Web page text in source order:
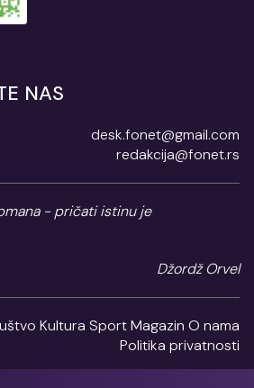
NAS
desk.fonet@gmail.com
redakcija@fonet.rs
- pričati istinu je
Džordž Orvel
Kultura SportMagazin O nama
Politika privatnosti